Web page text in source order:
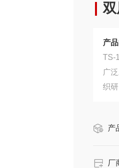
产
TS-
广
织
产
厂